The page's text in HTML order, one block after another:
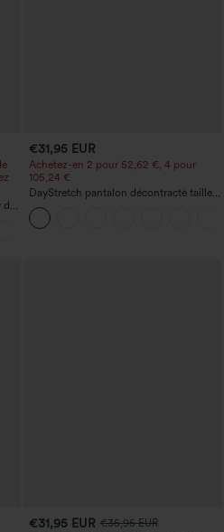
de
€31,95 EUR
Achetez-en 2 pour 52,62 €, 4 pour
105,24 €
DayStretch pantalon décontracté taille
haute à jambe en forme de tonneau
avec poches
€31,95 EUR €35,95 EUR